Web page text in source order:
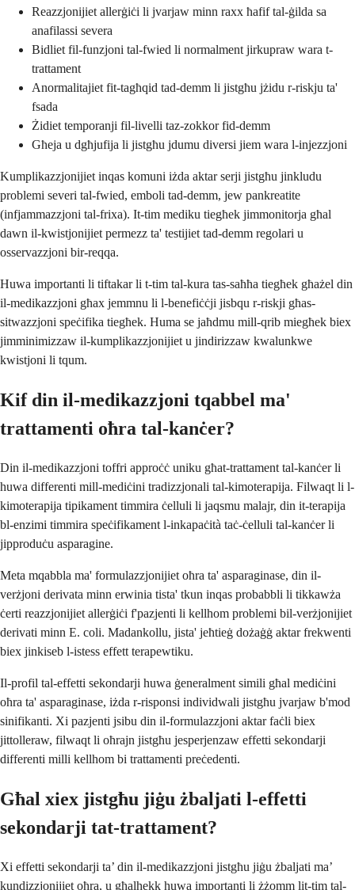
Reazzjonijiet allerġiċi li jvarjaw minn raxx ħafif tal-ġilda sa
anafilassi severa
Bidliet fil-funzjoni tal-fwied li normalment jirkupraw wara t-
trattament
Anormalitajiet fit-tagħqid tad-demm li jistgħu jżidu r-riskju ta'
fsada
Żidiet temporanji fil-livelli taz-zokkor fid-demm
Għeja u dgħjufija li jistgħu jdumu diversi jiem wara l-injezzjoni
Kumplikazzjonijiet inqas komuni iżda aktar serji jistgħu jinkludu
problemi severi tal-fwied, emboli tad-demm, jew pankreatite
(infjammazzjoni tal-frixa). It-tim mediku tiegħek jimmonitorja għal
dawn il-kwistjonijiet permezz ta' testijiet tad-demm regolari u
osservazzjoni bir-reqqa.
Huwa importanti li tiftakar li t-tim tal-kura tas-saħħa tiegħek għażel din
il-medikazzjoni għax jemmnu li l-benefiċċji jisbqu r-riskji għas-
sitwazzjoni speċifika tiegħek. Huma se jaħdmu mill-qrib miegħek biex
jimminimizzaw il-kumplikazzjonijiet u jindirizzaw kwalunkwe
kwistjoni li tqum.
Kif din il-medikazzjoni tqabbel ma'
trattamenti oħra tal-kanċer?
Din il-medikazzjoni toffri approċċ uniku għat-trattament tal-kanċer li
huwa differenti mill-mediċini tradizzjonali tal-kimoterapija. Filwaqt li l-
kimoterapija tipikament timmira ċelluli li jaqsmu malajr, din it-terapija
bl-enzimi timmira speċifikament l-inkapaċità taċ-ċelluli tal-kanċer li
jipproduċu asparagine.
Meta mqabbla ma' formulazzjonijiet oħra ta' asparaginase, din il-
verżjoni derivata minn erwinia tista' tkun inqas probabbli li tikkawża
ċerti reazzjonijiet allerġiċi f'pazjenti li kellhom problemi bil-verżjonijiet
derivati minn E. coli. Madankollu, jista' jeħtieġ dożaġġ aktar frekwenti
biex jinkiseb l-istess effett terapewtiku.
Il-profil tal-effetti sekondarji huwa ġeneralment simili għal mediċini
oħra ta' asparaginase, iżda r-risponsi individwali jistgħu jvarjaw b'mod
sinifikanti. Xi pazjenti jsibu din il-formulazzjoni aktar faċli biex
jittolleraw, filwaqt li oħrajn jistgħu jesperjenzaw effetti sekondarji
differenti milli kellhom bi trattamenti preċedenti.
Għal xiex jistgħu jiġu żbaljati l-effetti
sekondarji tat-trattament?
Xi effetti sekondarji ta’ din il-medikazzjoni jistgħu jiġu żbaljati ma’
kundizzjonijiet oħra, u għalhekk huwa importanti li żżomm lit-tim tal-